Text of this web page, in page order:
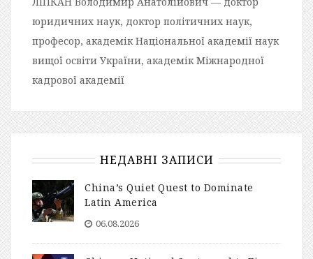
юридичних наук, доктор політичних наук,
професор, академік Національної академії наук
вищої освіти України, академік Міжнародної
кадрової академії
НЕДАВНІ ЗАПИСИ
China’s Quiet Quest to Dominate
Latin America
06.08.2026